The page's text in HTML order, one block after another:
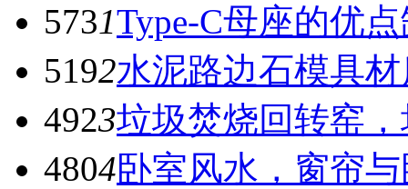
5731Type-C母座的优
5192水泥路边石模具
4923垃圾焚烧回转窑
4804卧室风水，窗帘